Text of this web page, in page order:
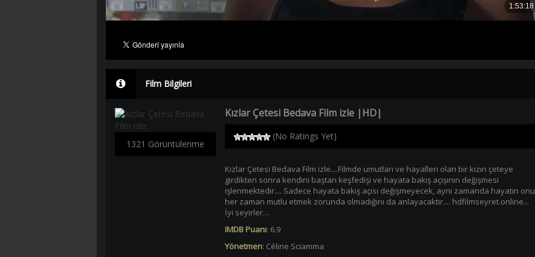
Film Bilgileri
1321 Görüntülenme
Kızlar Çetesi Bedava Film izle |HD|
(No Ratings Yet)
Kızlar Çetesi Bedava Film izle....Filmde umutları ve hayalleri olan bir kızın çeteye
girdikten sonra kendini baştan keşfedişi ve hayata bakış açışının değişmesi
işlenmektedir.... Sadece hayata bakış açısı değişmeyecek, aynı zamanda hayatın onu
her zaman mutlu etmek zorunda olmadığını da anlayacaktır.... hdfilmseyret.online...
İyi seyirler…
IMDB Puanı: 6.9
Yönetmen: Céline Sciamma